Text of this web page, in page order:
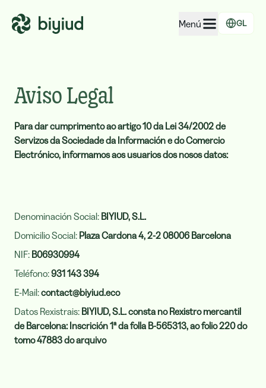
Menú
EcoRating de territorios
Para administracións
Para empresas
GL
Aviso Legal
Para dar cumprimento ao artigo 10 da Lei 34/2002 de
Servizos da Sociedade da Información e do Comercio
Electrónico, informamos aos usuarios dos nosos datos:
Denominación Social: BIYIUD, S.L.
Domicilio Social: Plaza Cardona 4, 2-2 08006 Barcelona
NIF: B06930994
Teléfono:931 143 394
E-Mail:contact@biyiud.eco
Datos Rexistrais: BIYIUD, S.L. consta no Rexistro mercantil
de Barcelona: Inscrición 1ª da folla B-565313, ao folio 220 do
tomo 47883 do arquivo